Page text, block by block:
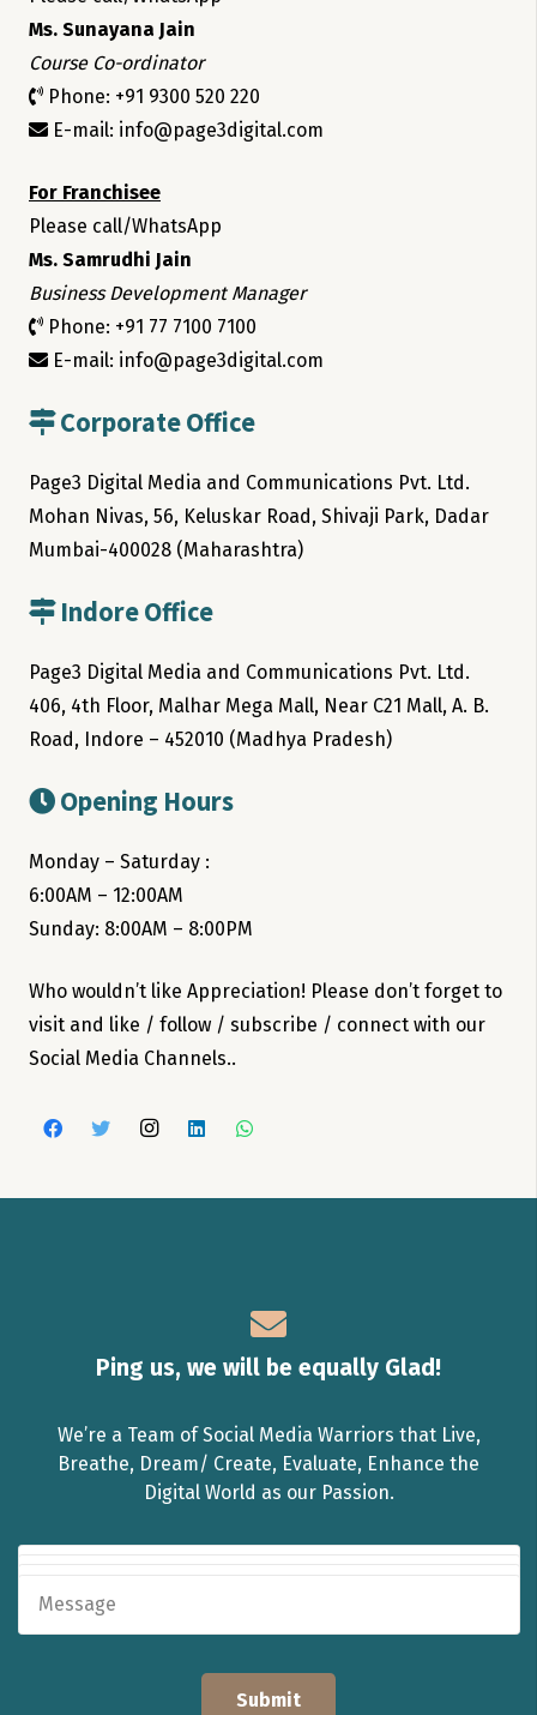
Ms. Sunayana Jain
Course Co-ordinator
Phone: +91 9300 520 220
E-mail: info@page3digital.com
For Franchisee
Please call/WhatsApp
Ms. Samrudhi Jain
Business Development Manager
Phone: +91 77 7100 7100
E-mail: info@page3digital.com
Corporate Office
Page3 Digital Media and Communications Pvt. Ltd.
Mohan Nivas, 56, Keluskar Road, Shivaji Park, Dadar
Mumbai-400028 (Maharashtra)
Indore Office
Page3 Digital Media and Communications Pvt. Ltd.
406, 4th Floor, Malhar Mega Mall, Near C21 Mall, A. B.
Road, Indore – 452010 (Madhya Pradesh)
Opening Hours
Monday – Saturday :
6:00AM – 12:00AM
Sunday: 8:00AM – 8:00PM
Who wouldn’t like Appreciation! Please don’t forget to
visit and like / follow / subscribe / connect with our
Social Media Channels..
Ping us, we will be equally Glad!
We’re a Team of Social Media Warriors that Live,
Breathe, Dream/ Create, Evaluate, Enhance the
Digital World as our Passion.